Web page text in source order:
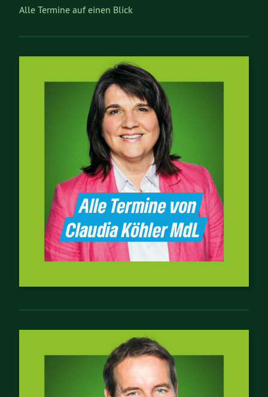
Alle Termine auf einen Blick